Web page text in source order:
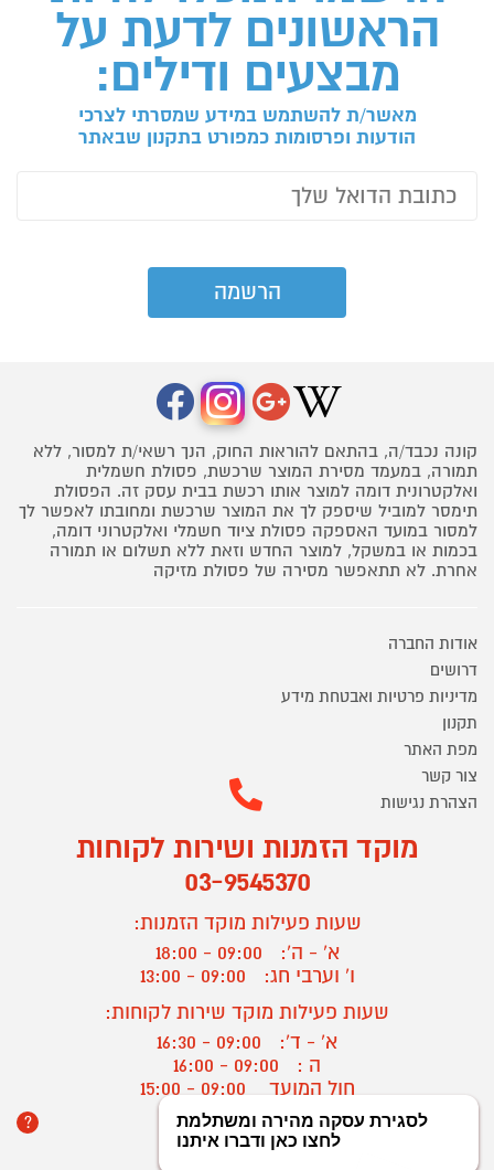
הראשונים לדעת על
מבצעים ודילים:
מאשר/ת להשתמש במידע שמסרתי לצרכי
הודעות ופרסומות כמפורט בתקנון שבאתר
קונה נכבד/ה, בהתאם להוראות החוק, הנך רשאי/ת למסור, ללא
תמורה, במעמד מסירת המוצר שרכשת, פסולת חשמלית
ואלקטרונית דומה למוצר אותו רכשת בבית עסק זה. הפסולת
תימסר למוביל שיספק לך את המוצר שרכשת ומחובתו לאפשר לך
למסור במועד האספקה פסולת ציוד חשמלי ואלקטרוני דומה,
בכמות או במשקל, למוצר החדש וזאת ללא תשלום או תמורה
אחרת. לא תתאפשר מסירה של פסולת מזיקה
אודות החברה
דרושים
מדיניות פרטיות ואבטחת מידע
תקנון
מפת האתר
צור קשר
הצהרת נגישות
מוקד הזמנות ושירות לקוחות
03-9545370
שעות פעילות מוקד הזמנות:
א' - ה':
09:00 - 18:00
ו' וערבי חג:
09:00 - 13:00
שעות פעילות מוקד שירות לקוחות:
א' - ד':
09:00 - 16:30
ה :
09:00 - 16:00
חול המועד
? יצירת קשר/ביטול הזמנה